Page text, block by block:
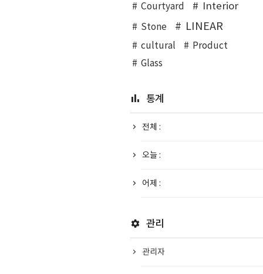
Courtyard
Interior
Stone LINEAR
cultural
Product
Glass
통계
전체 :
오늘 :
어제 :
관리
관리자